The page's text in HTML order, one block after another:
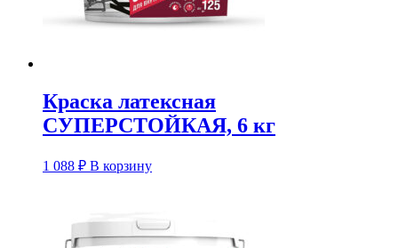
Краска латексная
СУПЕРСТОЙКАЯ, 6 кг
1 088 ₽ В корзину